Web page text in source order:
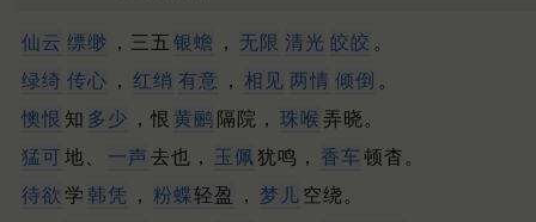
仙云 缥缈 ，三五 银蟾 ， 无限 清光 皎皎 。
绿绮 传心 ， 红绡 有意 ， 相见 两情 倾倒 。
懊恨 知 多少 ，恨 黄鹂 隔院， 珠喉 弄晓。
猛可 地、 一声 去也， 玉佩 犹鸣， 香车 顿杳。
待欲 学 韩凭 ， 粉蝶轻盈 ， 梦儿 空绕。